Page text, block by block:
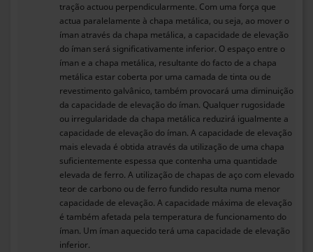
tração actuou perpendicularmente. Com uma força que
actua paralelamente à chapa metálica, ou seja, ao mover o
íman através da chapa metálica, a capacidade de elevação
do íman será significativamente inferior. O espaço entre o
íman e a chapa metálica, resultante do facto de a chapa
metálica estar coberta por uma camada de tinta ou de
revestimento galvânico, também provocará uma diminuição
da capacidade de elevação do íman. Qualquer rugosidade
ou irregularidade da chapa metálica reduzirá igualmente a
capacidade de elevação do íman. A capacidade de elevação
mais elevada é obtida através da utilização de uma chapa
suficientemente espessa que contenha uma quantidade
elevada de ferro. A utilização de chapas de aço com elevado
teor de carbono ou de ferro fundido resulta numa menor
capacidade de elevação. A capacidade máxima de elevação
é também afetada pela temperatura de funcionamento do
íman. Um íman aquecido terá uma capacidade de elevação
inferior.